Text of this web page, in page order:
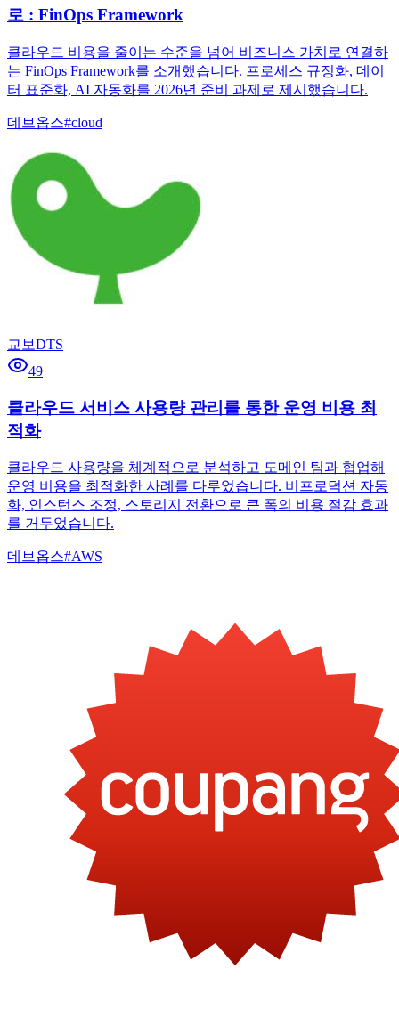
로 : FinOps Framework
클라우드 비용을 줄이는 수준을 넘어 비즈니스 가치로 연결하
는 FinOps Framework를 소개했습니다. 프로세스 규정화, 데이
터 표준화, AI 자동화를 2026년 준비 과제로 제시했습니다.
데브옵스#cloud
교보DTS
49
클라우드 서비스 사용량 관리를 통한 운영 비용 최
적화
클라우드 사용량을 체계적으로 분석하고 도메인 팀과 협업해
운영 비용을 최적화한 사례를 다루었습니다. 비프로덕션 자동
화, 인스턴스 조정, 스토리지 전환으로 큰 폭의 비용 절감 효과
를 거두었습니다.
데브옵스#AWS